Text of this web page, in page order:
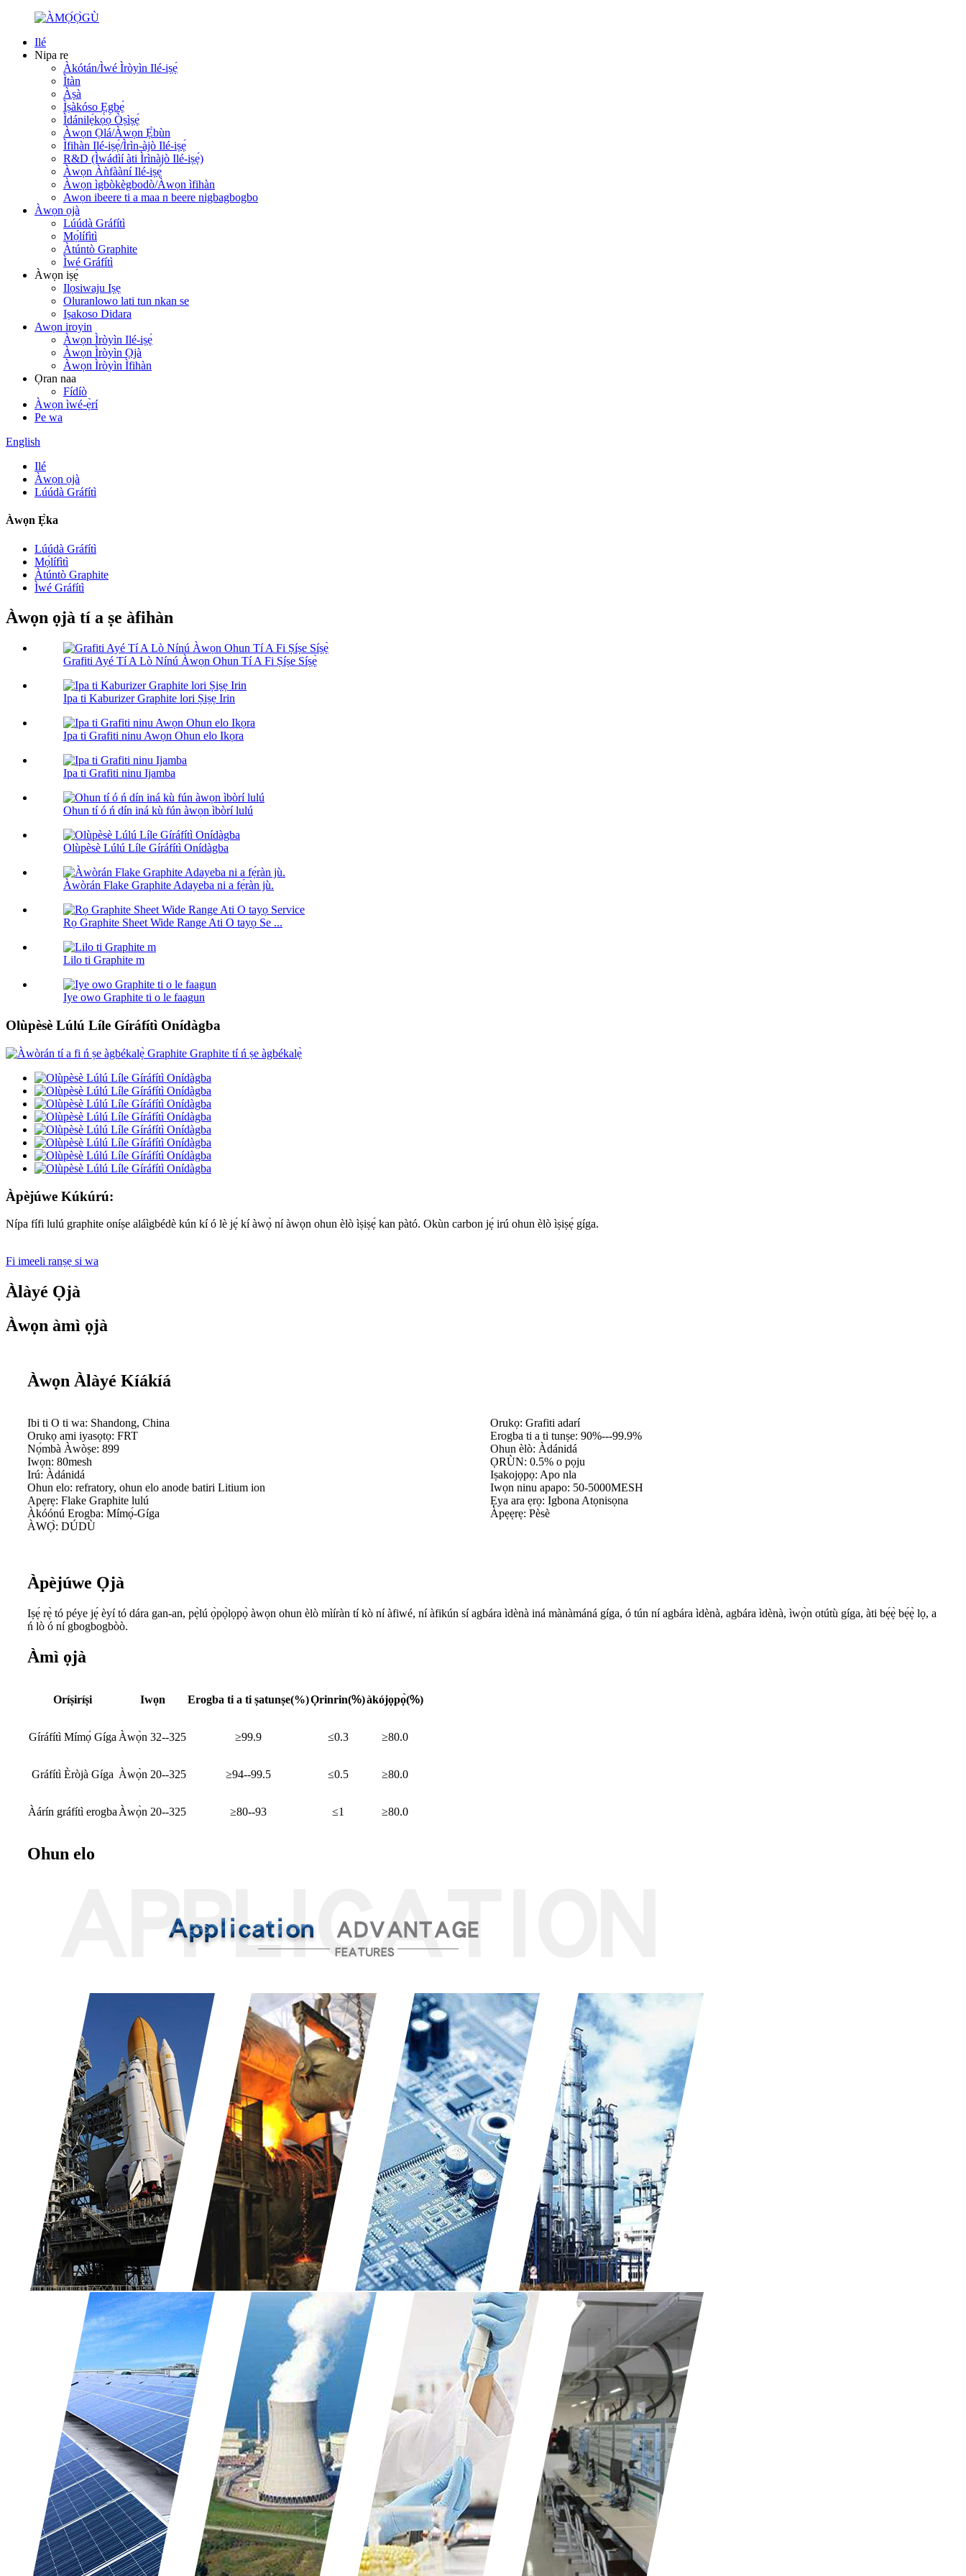
Ilé
Nipa re
Àkótán/Ìwé Ìròyìn Ilé-iṣẹ́
Ìtàn
Àṣà
Ìṣàkóso Ẹgbẹ́
Ìdánilẹ́kọ̀ọ́ Òṣìṣẹ́
Àwọn Ọlá/Àwọn Ẹ̀bùn
Ìfihàn Ilé-iṣẹ́/Ìrìn-àjò Ilé-iṣẹ́
R&D (Ìwádìí àti Ìrìnàjò Ilé-iṣẹ́)
Àwọn Àǹfààní Ilé-iṣẹ́
Àwọn ìgbòkègbodò/Àwọn ìfihàn
Awọn ibeere ti a maa n beere nigbagbogbo
Àwọn ọjà
Lúúdà Gráfítì
Mọ́lífìtì
Àtúntò Graphite
Ìwé Gráfítì
Àwọn iṣẹ́
Ilọsiwaju Iṣẹ
Oluranlowo lati tun nkan se
Iṣakoso Didara
Awọn iroyin
Àwọn Ìròyìn Ilé-iṣẹ́
Àwọn Ìròyìn Ọjà
Àwọn Ìròyìn Ìfihàn
Ọran naa
Fídíò
Àwọn ìwé-ẹ̀rí
Pe wa
English
Ilé
Àwọn ọjà
Lúúdà Gráfítì
Àwọn Ẹ̀ka
Lúúdà Gráfítì
Mọ́lífìtì
Àtúntò Graphite
Ìwé Gráfítì
Àwọn ọjà tí a ṣe àfihàn
Grafiti Ayé Tí A Lò Nínú Àwọn Ohun Tí A Fi Ṣíṣe Síṣẹ̀
Ipa ti Kaburizer Graphite lori Ṣiṣẹ Irin
Ipa ti Grafiti ninu Awọn Ohun elo Ikọra
Ipa ti Grafiti ninu Ijamba
Ohun tí ó ń dín iná kù fún àwọn ìbòrí lulú
Olùpèsè Lúlú Líle Gíráfítì Onídàgba
Àwòrán Flake Graphite Adayeba ni a fẹ́ràn jù.
Rọ Graphite Sheet Wide Range Ati O tayọ Se ...
Lilo ti Graphite m
Iye owo Graphite ti o le faagun
Olùpèsè Lúlú Líle Gíráfítì Onídàgba
Àpèjúwe Kúkúrú:
Nípa fífi lulú graphite oníṣe aláìgbédè kún kí ó lè jẹ́ kí àwọ̀ ní àwọn ohun èlò ìṣiṣẹ́ kan pàtó. Okùn carbon jẹ́ irú ohun èlò ìṣiṣẹ́ gíga.
Fi imeeli ranṣẹ si wa
Àlàyé Ọjà
Àwọn àmì ọjà
Àwọn Àlàyé Kíákíá
Ibi ti O ti wa: Shandong, China
Orukọ ami iyasọtọ: FRT
Nọ́mbà Àwòṣe: 899
Iwọn: 80mesh
Irú: Àdánidá
Ohun elo: refratory, ohun elo anode batiri Litium ion
Apẹrẹ: Flake Graphite lulú
Àkóónú Erogba: Mímọ́-Gíga
ÀWỌ̀: DÚDÙ
Orukọ: Grafiti adarí
Erogba ti a ti tunṣe: 90%---99.9%
Ohun èlò: Àdánidá
ỌRÙN: 0.5% o pọju
Iṣakojọpọ: Apo nla
Iwọn ninu apapo: 50-5000MESH
Ẹya ara ẹrọ: Igbona Atọnisọna
Àpẹẹrẹ: Pèsè
Àpèjúwe Ọjà
Iṣẹ́ rẹ̀ tó péye jẹ́ èyí tó dára gan-an, pẹ̀lú ọ̀pọ̀lọpọ̀ àwọn ohun èlò mìíràn tí kò ní àfiwé, ní àfikún sí agbára ìdènà iná mànàmáná gíga, ó tún ní agbára ìdènà, agbára ìdènà, ìwọ̀n otútù gíga, àti bẹ́ẹ̀ bẹ́ẹ̀ lọ, a
ń lò ó ní gbogbogbòò.
Àmì ọjà
Oríṣiríṣi Iwọn Erogba ti a ti ṣatunṣe(%)Ọrinrin(%)àkójọpọ̀(%)
Gíráfítì Mímọ́ Gíga Àwọ̀n 32--325 ≥99.9 ≤0.3 ≥80.0
Gráfítì Èròjà Gíga Àwọ̀n 20--325 ≥94--99.5 ≤0.5 ≥80.0
Àárín gráfítì erogba Àwọ̀n 20--325 ≥80--93 ≤1 ≥80.0
Ohun elo